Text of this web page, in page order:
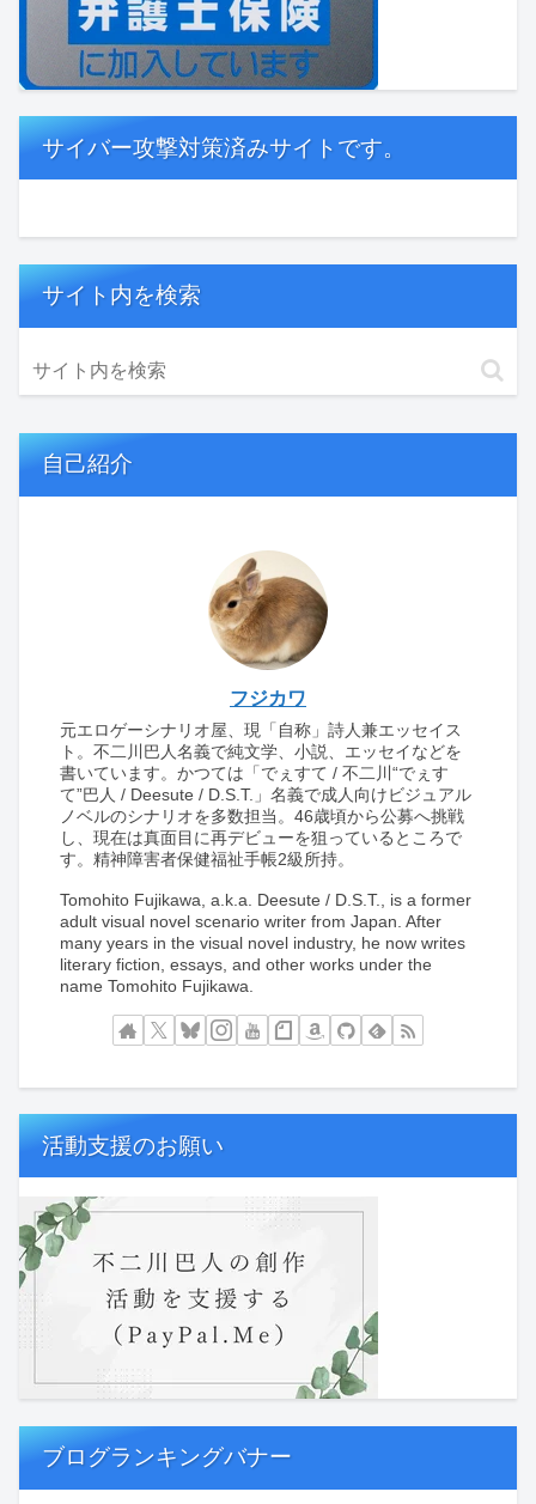
サイバー攻撃対策済みサイトです。
サイト内を検索
自己紹介
フジカワ
元エロゲーシナリオ屋、現「自称」詩人兼エッセイス
ト。不二川巴人名義で純文学、小説、エッセイなどを
書いています。かつては「でぇすて / 不二川“でぇす
て”巴人 / Deesute / D.S.T.」名義で成人向けビジュアル
ノベルのシナリオを多数担当。46歳頃から公募へ挑戦
し、現在は真面目に再デビューを狙っているところで
す。精神障害者保健福祉手帳2級所持。
Tomohito Fujikawa, a.k.a. Deesute / D.S.T., is a former
adult visual novel scenario writer from Japan. After
many years in the visual novel industry, he now writes
literary fiction, essays, and other works under the
name Tomohito Fujikawa.
活動支援のお願い
ブログランキングバナー